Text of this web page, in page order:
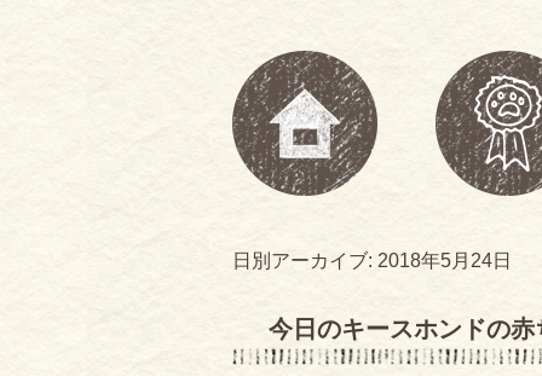
日別アーカイブ: 2018年5月24日
今日のキースホンドの赤